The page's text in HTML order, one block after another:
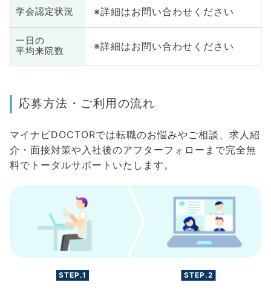
学会認定状況 ※詳細はお問い合わせください
一日の
平均来院数
※詳細はお問い合わせください
応募方法・ご利用の流れ
マイナビDOCTORでは転職のお悩みやご相談、求人紹
介・面接対策や入社後のアフターフォローまで完全無
料でトータルサポートいたします。
STEP.1 STEP.2